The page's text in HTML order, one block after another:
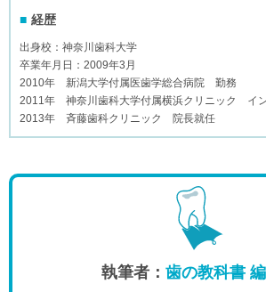
経歴
出身校：神奈川歯科大学
卒業年月日：2009年3月
2010年 新潟大学付属医歯学総合病院 勤務
2011年 神奈川歯科大学付属横浜クリニック イ
2013年 斉藤歯科クリニック 院長就任
執筆者： 歯の教科書